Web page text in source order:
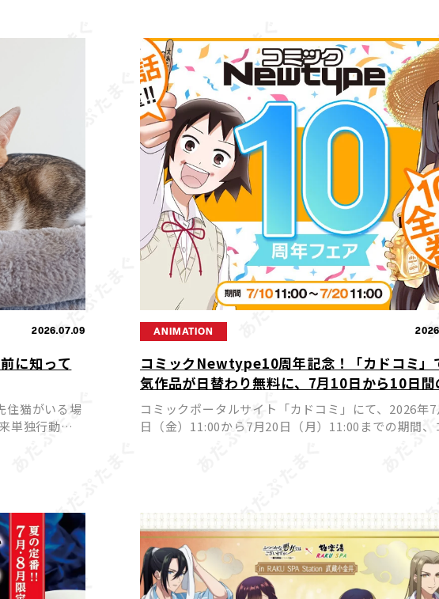
2026.07.09
に知って
住猫がいる場
単独行動を
ANIMATION
コミックNewtype10周年記念！「カドコミ」
気作品が日替わり無料に、7月10日から10日間
華フェア開催
コミックポータルサイト「カドコミ」にて、2026年
日（金）11:00から7月20日（月）11:00までの期間、